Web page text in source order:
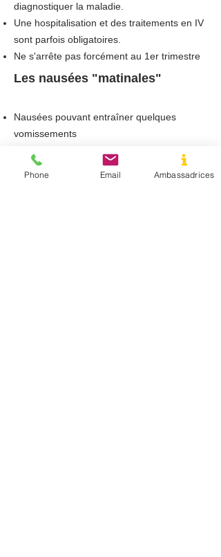
diagnostiquer la maladie.
Une hospitalisation et des traitements en IV
sont parfois obligatoires.
Ne s'arrête pas forcément au 1er trimestre
Les nausées "matinales"
Nausées pouvant entraîner quelques
vomissements
Même s'il y a un écœurement, la prise
Phone Email Ambassadrices